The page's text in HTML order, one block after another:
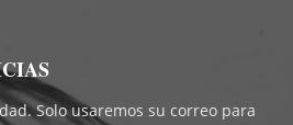
Solo usaremos su correo para